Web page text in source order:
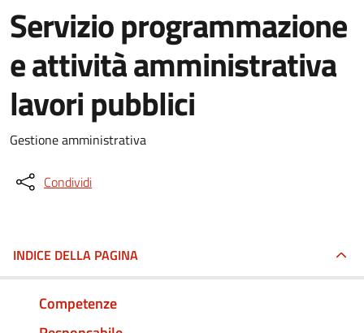
Servizio programmazione
e attività amministrativa
lavori pubblici
Gestione amministrativa
Condividi
INDICE DELLA PAGINA
Competenze